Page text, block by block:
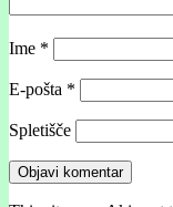
Ime *
E-pošta *
Spletišče